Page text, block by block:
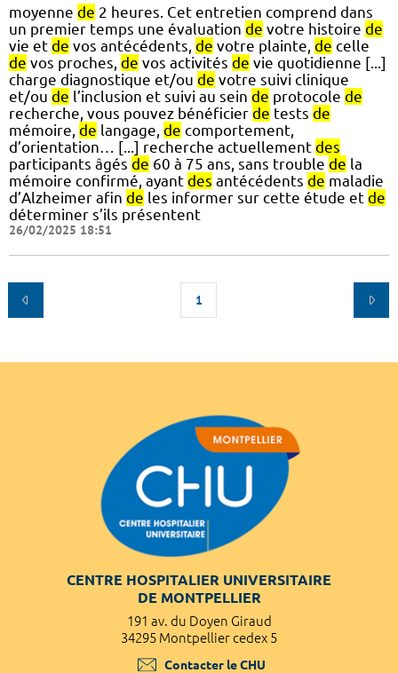
moyenne de 2 heures. Cet entretien comprend dans
un premier temps une évaluation de votre histoire de
vie et de vos antécédents, de votre plainte, de celle
de vos proches, de vos activités de vie quotidienne [...]
charge diagnostique et/ou de votre suivi clinique
et/ou de l’inclusion et suivi au sein de protocole de
recherche, vous pouvez bénéficier de tests de
mémoire, de langage, de comportement,
d’orientation… [...] recherche actuellement des
participants âgés de 60 à 75 ans, sans trouble de la
mémoire confirmé, ayant des antécédents de maladie
d’Alzheimer afin de les informer sur cette étude et de
déterminer s’ils présentent
26/02/2025 18:51
1
CENTRE HOSPITALIER UNIVERSITAIRE
DE MONTPELLIER
191 av. du Doyen Giraud
34295 Montpellier cedex 5
Contacter le CHU